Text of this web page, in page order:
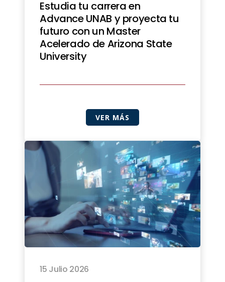
Estudia tu carrera en
Advance UNAB y proyecta tu
futuro con un Master
Acelerado de Arizona State
University
VER MÁS
15 Julio 2026